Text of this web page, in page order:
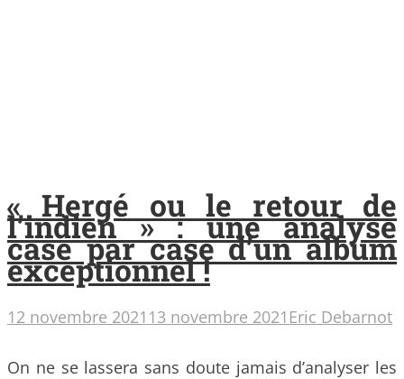
« Hergé ou le retour de
l’indien » : une analyse
case par case d’un album
exceptionnel !
12 novembre 2021 13 novembre 2021 Eric Debarnot
On ne se lassera sans doute jamais d’analyser les